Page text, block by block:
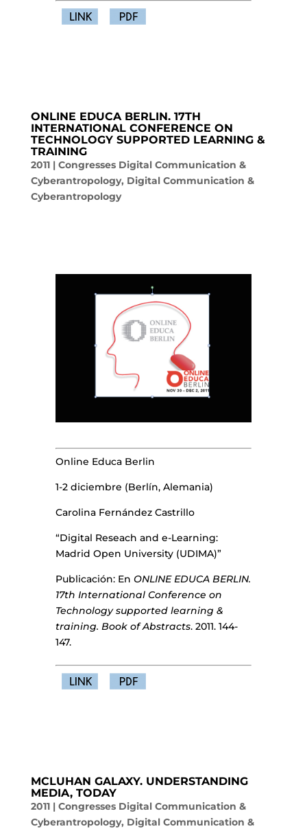
ONLINE EDUCA BERLIN. 17TH
INTERNATIONAL CONFERENCE ON
TECHNOLOGY SUPPORTED LEARNING &
TRAINING
2011| Congresses Digital Communication &
Cyberantropology, Digital Communication &
Cyberantropology
Online Educa Berlin
1-2 diciembre (Berlín, Alemania)
Carolina Fernández Castrillo
“Digital Reseach and e-Learning:
Madrid Open University (UDIMA)”
Publicación: En ONLINE EDUCA BERLIN.
17th International Conference on
Technology supported learning &
training. Book of Abstracts. 2011. 144-
147.
MCLUHAN GALAXY. UNDERSTANDING
MEDIA, TODAY
2011| Congresses Digital Communication &
Cyberantropology, Digital Communication &